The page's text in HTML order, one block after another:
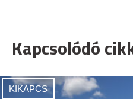
Kapcsolódó
KIKAPCS